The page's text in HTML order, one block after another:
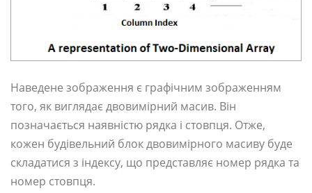
Наведене зображення є графічним зображенням
того, як виглядає двовимірний масив. Він
позначається наявністю рядка і стовпця. Отже,
кожен будівельний блок двовимірного масиву буде
складатися з індексу, що представляє номер рядка та
номер стовпця.